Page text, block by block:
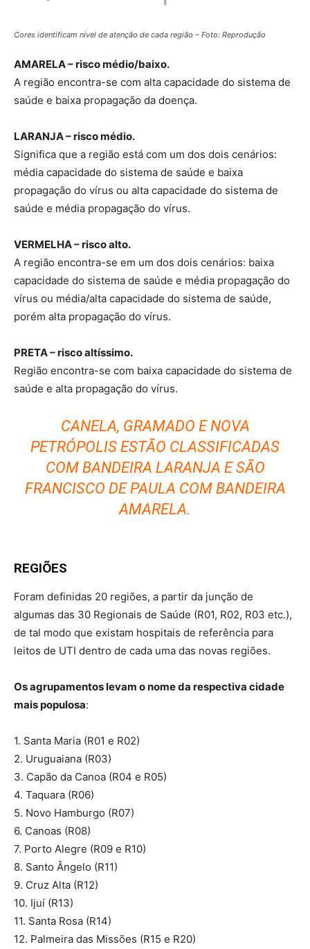
Cores identificam nível de atenção de cada região – Foto: Reprodução
AMARELA – risco médio/baixo.
A região encontra-se com alta capacidade do sistema de
saúde e baixa propagação da doença.
LARANJA – risco médio.
Significa que a região está com um dos dois cenários:
média capacidade do sistema de saúde e baixa
propagação do vírus ou alta capacidade do sistema de
saúde e média propagação do vírus.
VERMELHA – risco alto.
A região encontra-se em um dos dois cenários: baixa
capacidade do sistema de saúde e média propagação do
vírus ou média/alta capacidade do sistema de saúde,
porém alta propagação do vírus.
PRETA – risco altíssimo.
Região encontra-se com baixa capacidade do sistema de
saúde e alta propagação do vírus.
CANELA, GRAMADO E NOVA
PETRÓPOLIS ESTÃO CLASSIFICADAS
COM BANDEIRA LARANJA E SÃO
FRANCISCO DE PAULA COM BANDEIRA
AMARELA.
REGIÕES
Foram definidas 20 regiões, a partir da junção de
algumas das 30 Regionais de Saúde (R01, R02, R03 etc.),
de tal modo que existam hospitais de referência para
leitos de UTI dentro de cada uma das novas regiões.
Os agrupamentos levam o nome da respectiva cidade
mais populosa:
1. Santa Maria (R01 e R02)
2. Uruguaiana (R03)
3. Capão da Canoa (R04 e R05)
4. Taquara (R06)
5. Novo Hamburgo (R07)
6. Canoas (R08)
7. Porto Alegre (R09 e R10)
8. Santo Ângelo (R11)
9. Cruz Alta (R12)
10. Ijuí (R13)
11. Santa Rosa (R14)
12. Palmeira das Missões (R15 e R20)